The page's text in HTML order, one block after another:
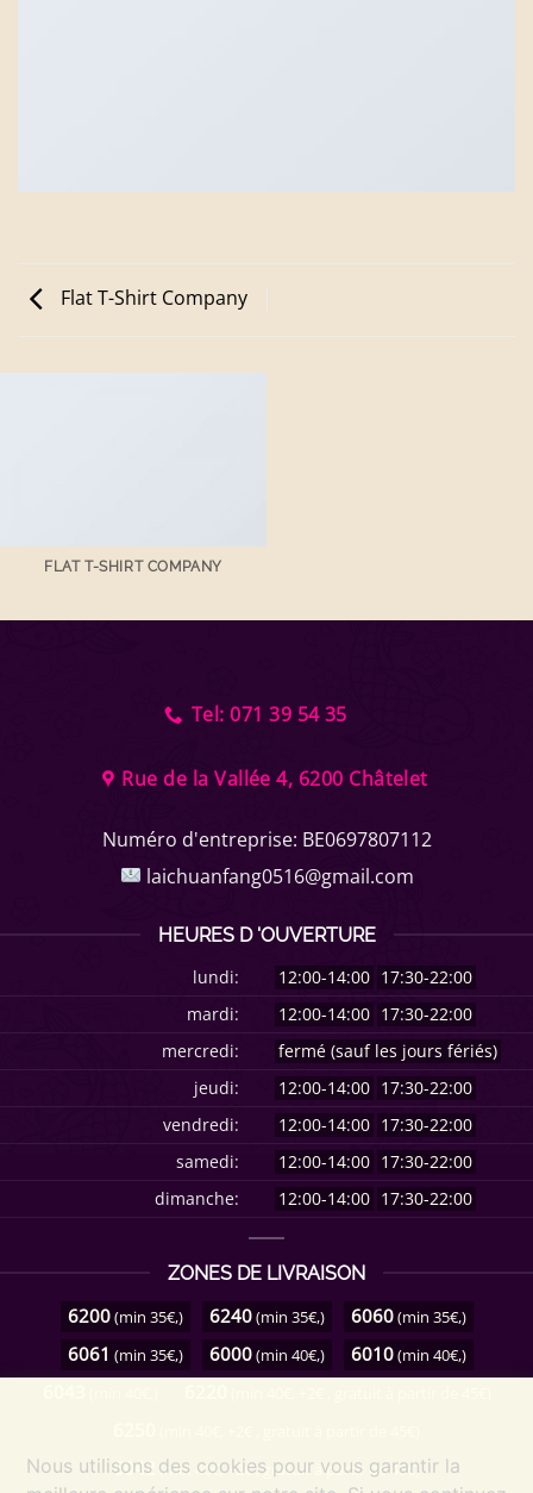
Flat T-Shirt Company
FLAT T-SHIRT COMPANY
Tel: 071 39 54 35
Rue de la Vallée 4, 6200 Châtelet
Numéro d'entreprise: BE0697807112
laichuanfang0516@gmail.com
HEURES D 'OUVERTURE
lundi:
12:00-14:00 17:30-22:00
mardi:
12:00-14:00 17:30-22:00
mercredi:
fermé (sauf les jours fériés)
jeudi:
12:00-14:00 17:30-22:00
vendredi:
12:00-14:00 17:30-22:00
samedi:
12:00-14:00 17:30-22:00
dimanche:
12:00-14:00 17:30-22:00
ZONES DE LIVRAISON
6200(min 35€,) 6240(min 35€,) 6060(min 35€,)
6061 (min 35€,) 6000(min 40€,) 6010(min 40€,)
6042 (min 40€, +2€ , gratuit à partir de 45€)
Nous utilisons des cookies pour vous garantir la